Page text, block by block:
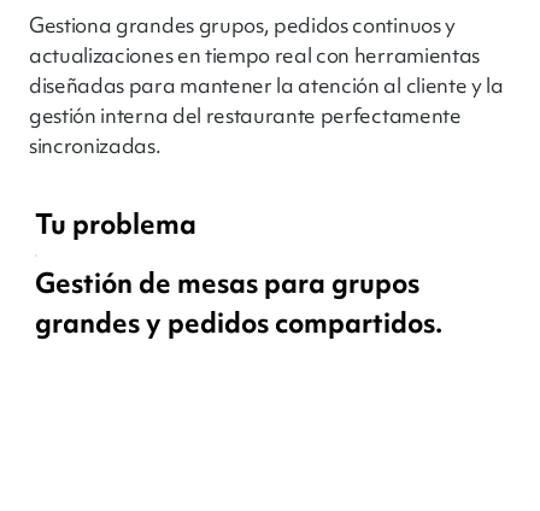
Tu problema
Gestión de mesas para grupos
grandes y pedidos compartidos.
Gestiona grandes grupos, pedidos continuos y
actualizaciones en tiempo real con herramientas
diseñadas para mantener la atención al cliente y la
gestión interna del restaurante perfectamente
sincronizadas.